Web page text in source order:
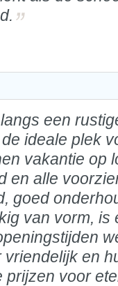
een
ideale plek
vakantie op
en alle
goed
van vorm, is
vriendelijk en
prijzen voor